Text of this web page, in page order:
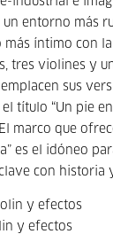
entorno más
íntimo con
tres violines y
sus
título “Un pie
marco que
es el idóneo
con historia
y efectos
y efectos